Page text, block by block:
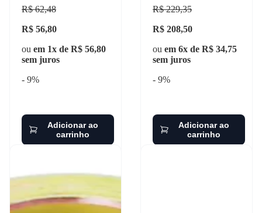
31024
R$ 62,48
R$ 56,80
ou em 1x de R$ 56,80
sem juros
- 9%
Adicionar ao
carrinho
R$ 229,35
R$ 208,50
ou em 6x de R$ 34,75
sem juros
- 9%
Adicionar ao
carrinho